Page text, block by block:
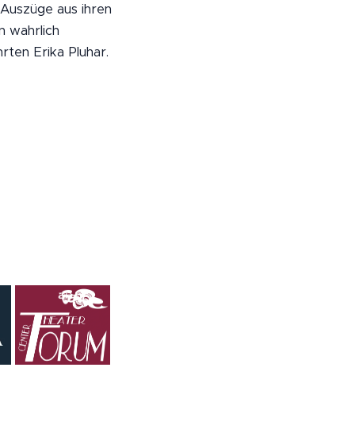
aus ihren
wahrlich
Erika Pluhar.